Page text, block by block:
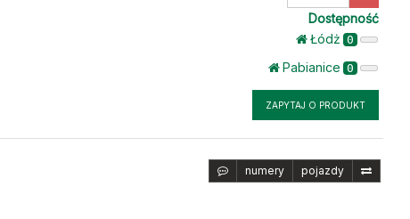
Dostępność
Łódż 0
Pabianice 0
ZAPYTAJ O PRODUKT
numery pojazdy